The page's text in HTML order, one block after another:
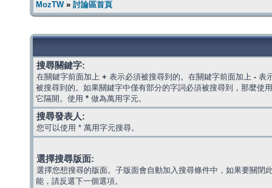
MozTW» 討論區首頁
搜尋關鍵字:
在關鍵字前面加上 + 表示必須被搜尋到的。在關鍵字前面加上 - 表
被搜尋到的。如果關鍵字中僅有部分的字詞必須被搜尋到，那麼使
它隔開。使用 * 做為萬用字元。
搜尋發表人:
您可以使用 * 萬用字元搜尋。
選擇搜尋版面:
選擇您想搜尋的版面。子版面會自動加入搜尋條件中，如果要關閉
能，請反選下一個選項。